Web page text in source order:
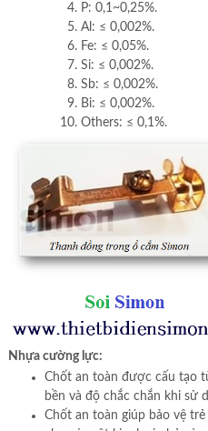
P: 0,1~0,25%.
Al: ≤ 0,002%.
Fe: ≤ 0,05%.
Si: ≤ 0,002%.
Sb: ≤ 0,002%.
Bi: ≤ 0,002%.
Others: ≤ 0,1%.
Nhựa cường lực:
Chốt an toàn được cấu tạo
bền và độ chắc chắn khi sử
Chốt an toàn giúp bảo vệ